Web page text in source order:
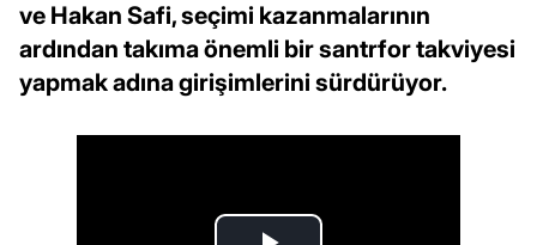
ve Hakan Safi, seçimi kazanmalarının
ardından takıma önemli bir santrfor takviyesi
yapmak adına girişimlerini sürdürüyor.